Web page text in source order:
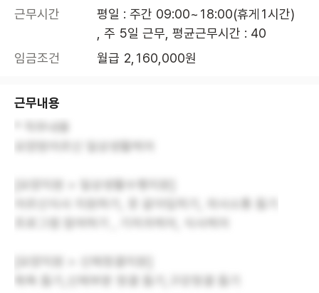
근무시간
평일 : 주간 09:00~18:00(휴게1시간)
, 주 5일 근무, 평균근무시간 : 40
임금조건
월급 2,160,000원
근무내용